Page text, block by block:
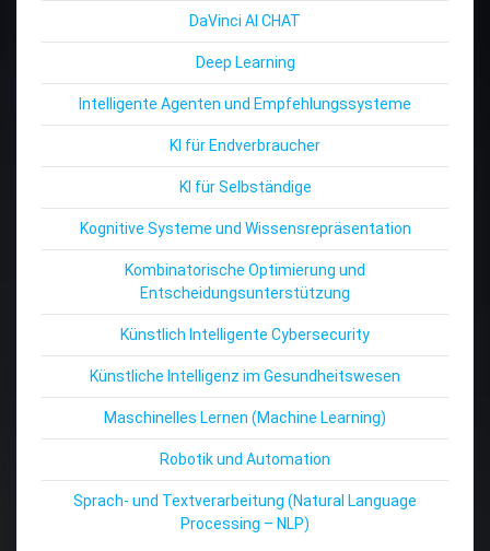
DaVinci AI CHAT
Deep Learning
Intelligente Agenten und Empfehlungssysteme
KI für Endverbraucher
KI für Selbständige
Kognitive Systeme und Wissensrepräsentation
Kombinatorische Optimierung und
Entscheidungsunterstützung
Künstlich Intelligente Cybersecurity
Künstliche Intelligenz im Gesundheitswesen
Maschinelles Lernen (Machine Learning)
Robotik und Automation
Sprach- und Textverarbeitung (Natural Language
Processing – NLP)